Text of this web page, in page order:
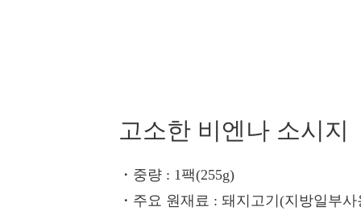
고소한 비엔나 소시지
・중량 : 1팩(255g)
・주요 원재료 : 돼지고기(지방일부